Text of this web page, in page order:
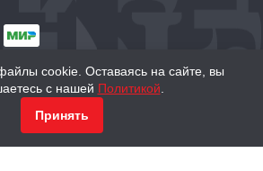
Дом Книги «МОСКВА»
cookie. Оставаясь на сайте, вы
с нашей Политикой
Принять